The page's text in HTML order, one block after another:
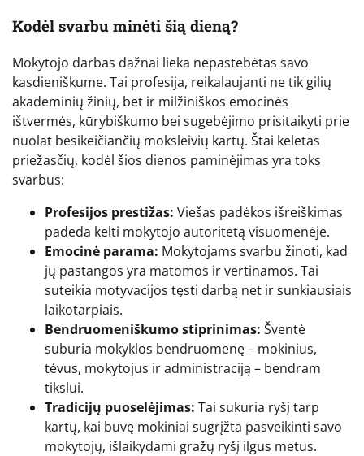
Kodėl svarbu minėti šią dieną?
Mokytojo darbas dažnai lieka nepastebėtas savo
kasdieniškume. Tai profesija, reikalaujanti ne tik gilių
akademinių žinių, bet ir milžiniškos emocinės
ištvermės, kūrybiškumo bei sugebėjimo prisitaikyti prie
nuolat besikeičiančių moksleivių kartų. Štai keletas
priežasčių, kodėl šios dienos paminėjimas yra toks
svarbus:
Profesijos prestižas: Viešas padėkos išreiškimas
padeda kelti mokytojo autoritetą visuomenėje.
Emocinė parama: Mokytojams svarbu žinoti, kad
jų pastangos yra matomos ir vertinamos. Tai
suteikia motyvacijos tęsti darbą net ir sunkiausiais
laikotarpiais.
Bendruomeniškumo stiprinimas: Šventė
suburia mokyklos bendruomenę – mokinius,
tėvus, mokytojus ir administraciją – bendram
tikslui.
Tradicijų puoselėjimas: Tai sukuria ryšį tarp
kartų, kai buvę mokiniai sugrįžta pasveikinti savo
mokytojų, išlaikydami gražų ryšį ilgus metus.